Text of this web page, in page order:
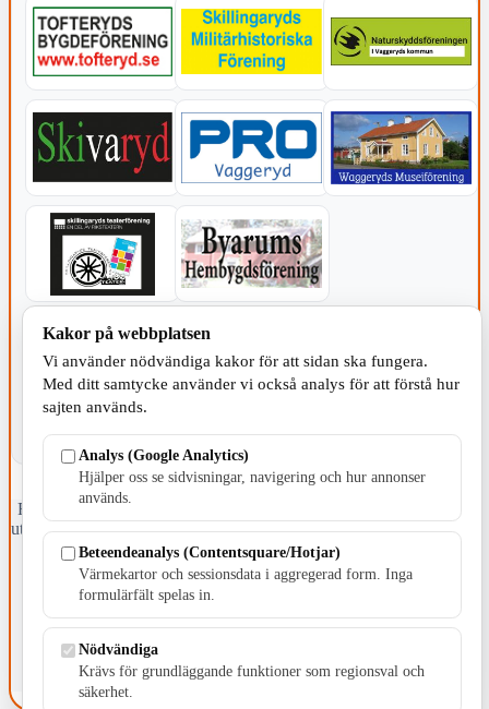
KOMMUNEN
Fristående webbtidningsföretag grundat 1991 som sedan 2002 ger
ut tidningen Skillingaryd.nu och 2010 lanserades Värnamo.nu. Från
april 2026 omfattar Skillingaryd.nu tre kommuner: Gnosjö,
Värnamo och Vaggeryds kommun.
Kontakta oss
E-post: redaktionen@skillingaryd.nu
Postadress: Gisslaköp 1, 568 92 Skillingaryd
Kakinställningar
Kakor på webbplatsen
Vi använder nödvändiga kakor för att sidan ska fungera.
Med ditt samtycke använder vi också analys för att förstå hur
sajten används.
Analys (Google Analytics)
Hjälper oss se sidvisningar, navigering och hur annonser
används.
Beteendeanalys (Contentsquare/Hotjar)
Värmekartor och sessionsdata i aggregerad form. Inga
formulärfält spelas in.
Nödvändiga
Krävs för grundläggande funktioner som regionsval och
säkerhet.